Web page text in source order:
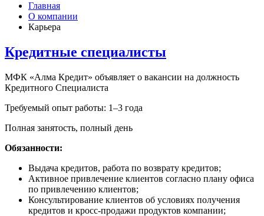
Главная
О компании
Карьера
Кредитные специалисты
МФК «Алма Кредит» объявляет о вакансии на должность
Кредитного Специалиста
Требуемый опыт работы: 1–3 года
Полная занятость, полный день
Обязанности:
Выдача кредитов, работа по возврату кредитов;
Активное привлечение клиентов согласно плану офиса
по привлечению клиентов;
Консультирование клиентов об условиях получения
кредитов и кросс-продажи продуктов компании;